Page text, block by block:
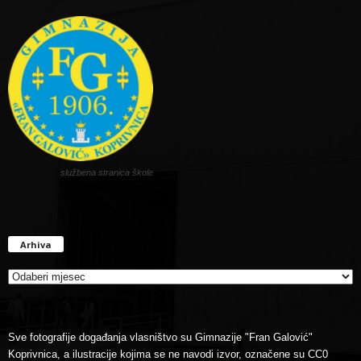
službena stranica škole
Arhiva
Sve fotografije događanja vlasništvo su Gimnazije "Fran Galović"
Koprivnica, a ilustracije kojima se ne navodi izvor, označene su CC0